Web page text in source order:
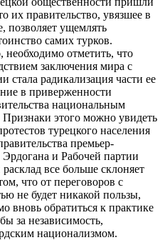
их правительство, увязшее в
позволяет ущемлять
самих турков.
отметить, что
заключения мира с
стала радикализация части ее
в приверженности
национальным
Признаки этого можно увидеть
турецкого населения
премьер-
и Рабочей партии
все больше склоняет
что от переговоров с
не будет никакой пользы,
вновь обратиться к практике
за независимость,
национализмом.